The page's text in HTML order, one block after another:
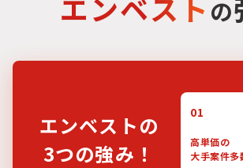
の
エンベストの
3つの強み！
01
高単価の
大手案件多